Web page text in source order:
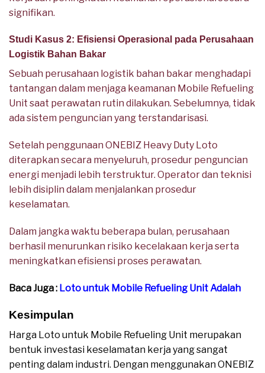
signifikan.
Studi Kasus 2: Efisiensi Operasional pada Perusahaan
Logistik Bahan Bakar
Sebuah perusahaan logistik bahan bakar menghadapi
tantangan dalam menjaga keamanan Mobile Refueling
Unit saat perawatan rutin dilakukan. Sebelumnya, tidak
ada sistem penguncian yang terstandarisasi.
Setelah penggunaan ONEBIZ Heavy Duty Loto
diterapkan secara menyeluruh, prosedur penguncian
energi menjadi lebih terstruktur. Operator dan teknisi
lebih disiplin dalam menjalankan prosedur
keselamatan.
Dalam jangka waktu beberapa bulan, perusahaan
berhasil menurunkan risiko kecelakaan kerja serta
meningkatkan efisiensi proses perawatan.
Baca Juga : Loto untuk Mobile Refueling Unit Adalah
Kesimpulan
Harga Loto untuk Mobile Refueling Unit merupakan
bentuk investasi keselamatan kerja yang sangat
penting dalam industri. Dengan menggunakan ONEBIZ